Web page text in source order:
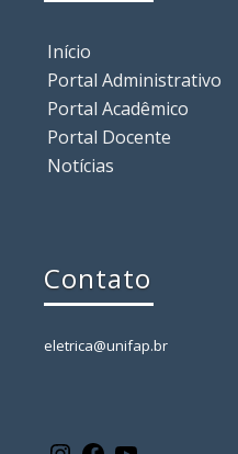
Início
Portal Administrativo
Portal Acadêmico
Portal Docente
Notícias
Contato
eletrica@unifap.br